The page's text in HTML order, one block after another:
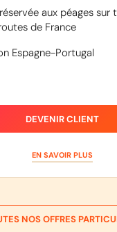
aux péages sur
de France
Espagne-Portugal
DEVENIR CLIENT
EN SAVOIR PLUS
NOS OFFRES